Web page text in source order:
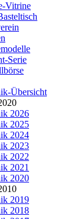
Vitrine
Serie
Übersicht
2026
2025
2024
2023
2022
2021
2020
2019
2018